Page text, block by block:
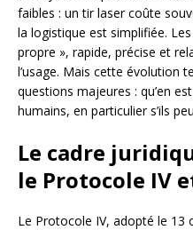
faibles : un tir laser coûte
la logistique est simplifiée.
propre », rapide, précise et
l’usage. Mais cette évolution
questions majeures : qu’en
humains, en particulier s’ils
Le cadre
le Protocole IV
Le Protocole IV, adopté le 13